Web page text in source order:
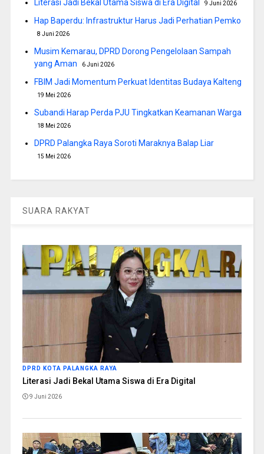
Literasi Jadi Bekal Utama Siswa di Era Digital 9 Juni 2026
Hap Baperdu: Infrastruktur Harus Jadi Perhatian Pemko
8 Juni 2026
Musim Kemarau, DPRD Dorong Pengelolaan Sampah
yang Aman
6 Juni 2026
FBIM Jadi Momentum Perkuat Identitas Budaya Kalteng
19 Mei 2026
Subandi Harap Perda PJU Tingkatkan Keamanan Warga
18 Mei 2026
DPRD Palangka Raya Soroti Maraknya Balap Liar
15 Mei 2026
SUARA RAKYAT
DPRD KOTA PALANGKA RAYA
Literasi Jadi Bekal Utama Siswa di Era Digital
9 Juni 2026